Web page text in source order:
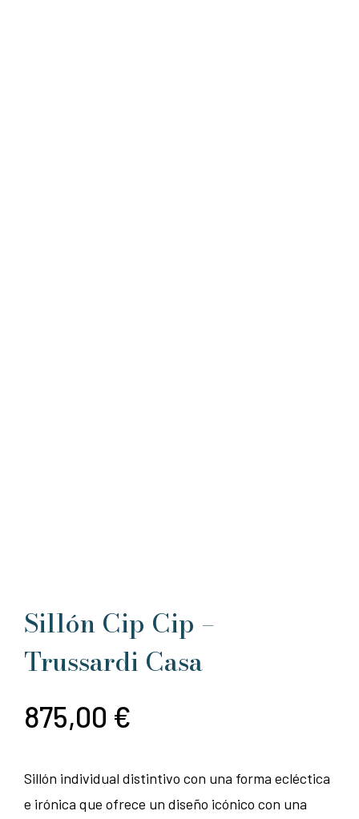
Sillón Cip Cip –
Trussardi Casa
875,00 €
Sillón individual distintivo con una forma ecléctica
e irónica que ofrece un diseño icónico con una